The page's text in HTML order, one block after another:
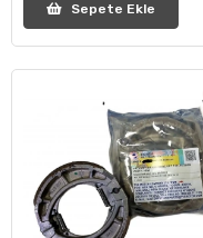
Sepete Ekle